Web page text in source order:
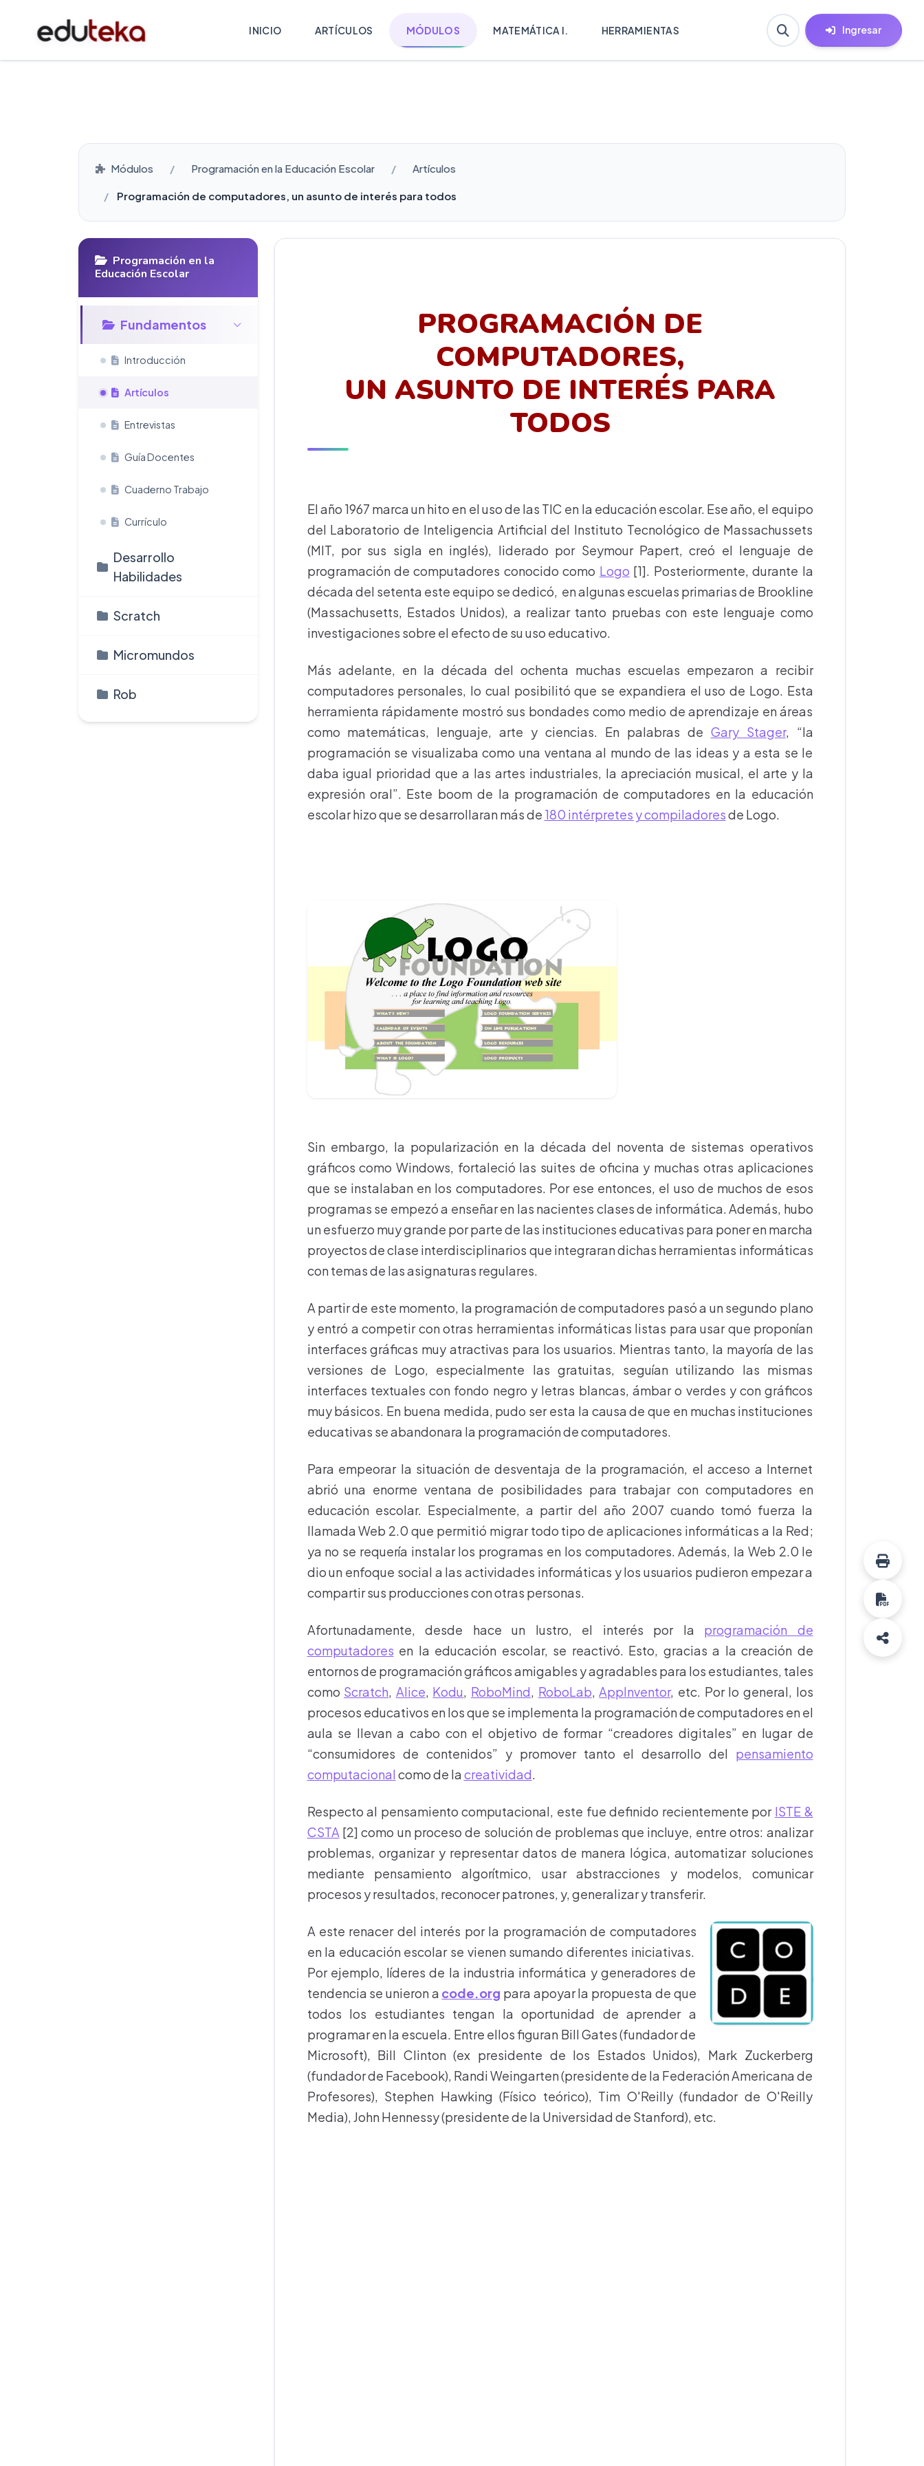
INICIO ARTÍCULOS MÓDULOS MATEMÁTICA I. HERRAMIENTAS Ingresar
Módulos Programación en la Educación Escolar Artículos
Programación de computadores, un asunto de interés para todos
Programación en la
Educación Escolar
Fundamentos
Introducción
Artículos
Entrevistas
Guía Docentes
Cuaderno Trabajo
Currículo
Desarrollo
Habilidades
Scratch
Micromundos
Rob
PROGRAMACIÓN DE
COMPUTADORES,
UN ASUNTO DE INTERÉS PARA
TODOS
El año 1967 marca un hito en el uso de las TIC en la educación escolar. Ese año, el equipo
del Laboratorio de Inteligencia Artificial del Instituto Tecnológico de Massachussets
(MIT, por sus sigla en inglés), liderado por Seymour Papert, creó el lenguaje de
programación de computadores conocido como Logo [1]. Posteriormente, durante la
década del setenta este equipo se dedicó, en algunas escuelas primarias de Brookline
(Massachusetts, Estados Unidos), a realizar tanto pruebas con este lenguaje como
investigaciones sobre el efecto de su uso educativo.
Más adelante, en la década del ochenta muchas escuelas empezaron a recibir
computadores personales, lo cual posibilitó que se expandiera el uso de Logo. Esta
herramienta rápidamente mostró sus bondades como medio de aprendizaje en áreas
como matemáticas, lenguaje, arte y ciencias. En palabras de Gary Stager, “la
programación se visualizaba como una ventana al mundo de las ideas y a esta se le
daba igual prioridad que a las artes industriales, la apreciación musical, el arte y la
expresión oral”. Este boom de la programación de computadores en la educación
escolar hizo que se desarrollaran más de 180 intérpretes y compiladoresde Logo.
Sin embargo, la popularización en la década del noventa de sistemas operativos
gráficos como Windows, fortaleció las suites de oficina y muchas otras aplicaciones
que se instalaban en los computadores. Por ese entonces, el uso de muchos de esos
programas se empezó a enseñar en las nacientes clases de informática. Además, hubo
un esfuerzo muy grande por parte de las instituciones educativas para poner en marcha
proyectos de clase interdisciplinarios que integraran dichas herramientas informáticas
con temas de las asignaturas regulares.
A partir de este momento, la programación de computadores pasó a un segundo plano
y entró a competir con otras herramientas informáticas listas para usar que proponían
interfaces gráficas muy atractivas para los usuarios. Mientras tanto, la mayoría de las
versiones de Logo, especialmente las gratuitas, seguían utilizando las mismas
interfaces textuales con fondo negro y letras blancas, ámbar o verdes y con gráficos
muy básicos. En buena medida, pudo ser esta la causa de que en muchas instituciones
educativas se abandonara la programación de computadores.
Para empeorar la situación de desventaja de la programación, el acceso a Internet
abrió una enorme ventana de posibilidades para trabajar con computadores en
educación escolar. Especialmente, a partir del año 2007 cuando tomó fuerza la
llamada Web 2.0 que permitió migrar todo tipo de aplicaciones informáticas a la Red;
ya no se requería instalar los programas en los computadores. Además, la Web 2.0 le
dio un enfoque social a las actividades informáticas y los usuarios pudieron empezar a
compartir sus producciones con otras personas.
Afortunadamente, desde hace un lustro, el interés por la programación de
computadores en la educación escolar, se reactivó. Esto, gracias a la creación de
entornos de programación gráficos amigables y agradables para los estudiantes, tales
como Scratch Alice Kodu RoboMind RoboLab AppInventor, etc. Por lo general, los
procesos educativos en los que se implementa la programación de computadores en el
aula se llevan a cabo con el objetivo de formar “creadores digitales” en lugar de
“consumidores de contenidos” y promover tanto el desarrollo del pensamiento
computacional como de lacreatividad
Respecto al pensamiento computacional, este fue definido recientemente por ISTE &
CSTA [2] como un proceso de solución de problemas que incluye, entre otros: analizar
problemas, organizar y representar datos de manera lógica, automatizar soluciones
mediante pensamiento algorítmico, usar abstracciones y modelos, comunicar
procesos y resultados, reconocer patrones, y, generalizar y transferir.
A este renacer del interés por la programación de computadores
en la educación escolar se vienen sumando diferentes iniciativas.
Por ejemplo, líderes de la industria informática y generadores de
tendencia se unieron a code.org para apoyar la propuesta de que
todos los estudiantes tengan la oportunidad de aprender a
programar en la escuela. Entre ellos figuran Bill Gates (fundador de
Microsoft), Bill Clinton (ex presidente de los Estados Unidos), Mark Zuckerberg
(fundador de Facebook), Randi Weingarten (presidente de la Federación Americana de
Profesores), Stephen Hawking (Físico teórico), Tim O'Reilly (fundador de O'Reilly
Media), John Hennessy (presidente de la Universidad de Stanford), etc.